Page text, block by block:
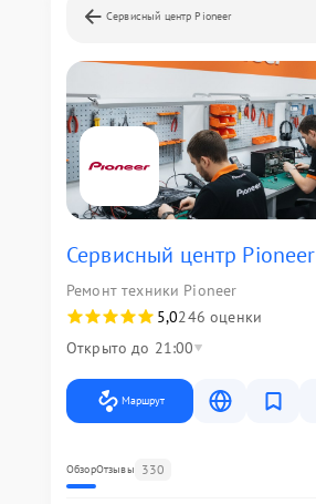
Сервисный центр Pioneer
Сервисный центр Pioneer
Ремонт техники Pioneer
5,0246 оценки
Открыто до 21:00
Маршрут
ОбзорОтзывы 330